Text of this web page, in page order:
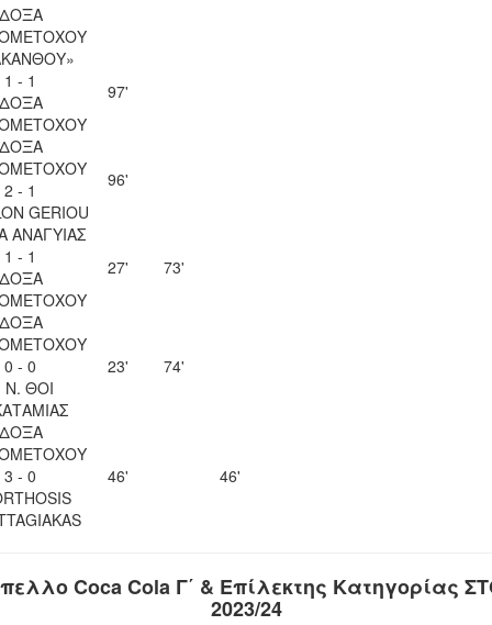
1 - 1
97'
2 - 1
GERIOU
96'
ΑΝΑΓΥΙΑΣ
1 - 1
27' 73'
0 - 0
Ν. ΘΟΙ
23' 74'
3 - 0
46' 46'
Coca Cola Γ΄ & Επίλεκτης Κατηγορίας
2023/24